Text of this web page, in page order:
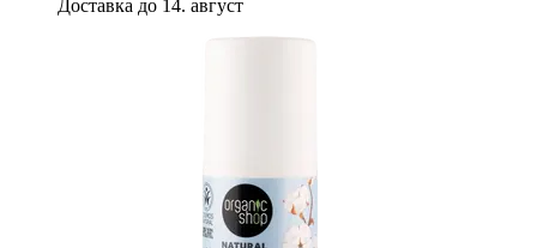
Доставка до 14. август